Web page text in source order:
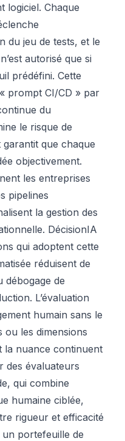
logiciel. Chaque
du jeu de tests, et le
autorisé que si
prédéfini. Cette
prompt CI/CD » par
du
le risque de
que chaque
objectivement.
les entreprises
pipelines
la gestion des
DécisionIA
qui adoptent cette
réduisent de
débogage de
L’évaluation
humain sans le
ou les dimensions
la nuance continuent
des évaluateurs
qui combine
humaine ciblée,
rigueur et efficacité
portefeuille de